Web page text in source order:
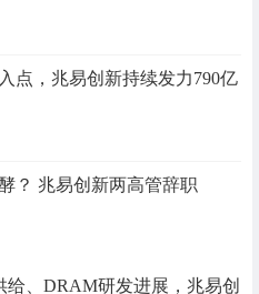
点，兆易创新持续发力790亿
？ 兆易创新两高管辞职
给、DRAM研发进展，兆易创